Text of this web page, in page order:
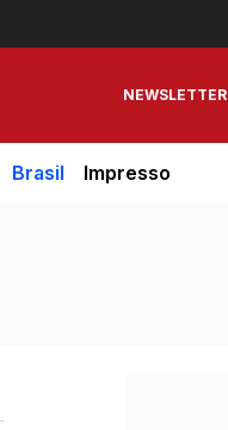
NEWSLETTER
Brasil Impresso